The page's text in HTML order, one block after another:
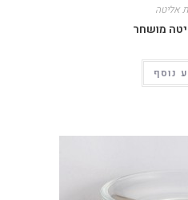
אליטה
מושחר
נוסף